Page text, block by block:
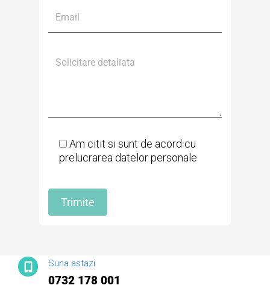
Am citit si sunt de acord cu
prelucrarea datelor personale
Suna astazi
0732 178 001